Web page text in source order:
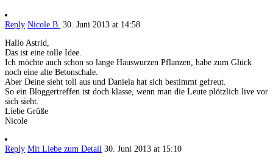
Reply Nicole B. 30. Juni 2013 at 14:58
Hallo Astrid,
Das ist eine tolle Idee.
Ich möchte auch schon so lange Hauswurzen Pflanzen, habe zum Glück
noch eine alte Betonschale.
Aber Deine sieht toll aus und Daniela hat sich bestimmt gefreut.
So ein Bloggertreffen ist doch klasse, wenn man die Leute plötzlich live vor
sich sieht.
Liebe Grüße
Nicole
Reply Mit Liebe zum Detail 30. Juni 2013 at 15:10